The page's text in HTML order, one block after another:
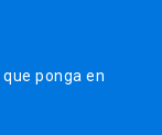
ponga en